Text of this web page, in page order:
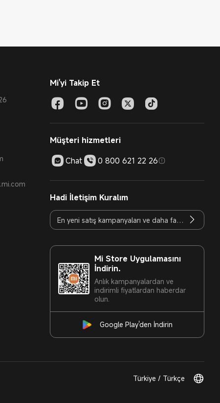
Mi'yi Takip Et
Müşteri hizmetleri
Chat
0 800 621 22 26
Hadi İletişim Kuralım
Mi Store Uygulamasını
İndirin.
Anlık kampanyalardan ve
indirimli fiyatlardan haberdar
olun.
Google Play'den İndirin
Türkiye / Türkçe